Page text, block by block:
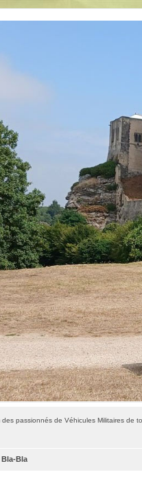
de Véhicules Militaires de toutes
passionnés de Véhicules Militaires de
Bla-Bla